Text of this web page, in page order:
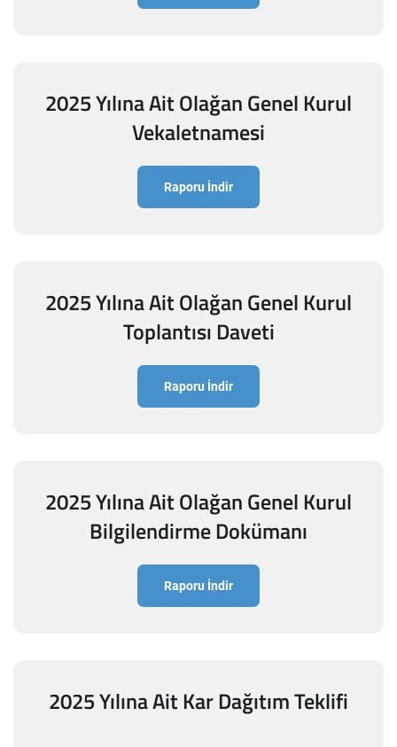
2025 Yılına Ait Olağan Genel Kurul
Vekaletnamesi
Raporu İndir
2025 Yılına Ait Olağan Genel Kurul
Toplantısı Daveti
Raporu İndir
2025 Yılına Ait Olağan Genel Kurul
Bilgilendirme Dokümanı
Raporu İndir
2025 Yılına Ait Kar Dağıtım Teklifi